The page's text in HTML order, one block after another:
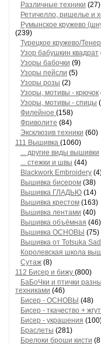
Различные техники (27)
Ретичелло, ришелье и
Румынское кружево
(239)
Турецкое кружево/
Узор бабушкин квадрат
Узоры бабочки (9)
Узоры пейсли (5)
Узоры розы (2)
Узоры, мотивы - крючок
Узоры, мотивы - спицы
Филейное (158)
Фриволите (84)
Эксклюзив техники (60)
111 Вышивка (1060)
... другие виды вышивки
... стежки и швы (44)
Blackwork Embroidery
Вышивка бисером (38)
Вышивка ГЛАДЬЮ (14)
Вышивка крестом (163)
Вышивка лентами (40)
Вышивка объёмная (46)
Вышивка ОСНОВЫ (75)
Вышивка от Totsuka
Королевская школа
Сутаж (8)
112 Бисер и бижу (800)
БаБоЧки и птички
техниками (46)
Бисер - ОСНОВЫ (48)
Бисер - ткачество +
Бисер - украшения
Браслеты (281)
Брелоки броши кисти